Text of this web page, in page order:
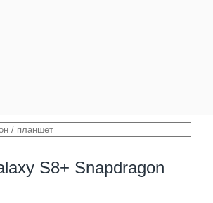
S8+ Snapdragon